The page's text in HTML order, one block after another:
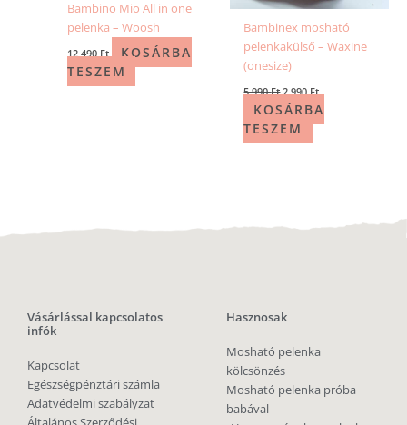
Bambino Mio All in one
pelenka – Woosh
12 490 Ft
KOSÁRBA
TESZEM
Bambinex mosható
pelenkakülső – Waxine
(onesize)
5 990Ft 2 990 Ft
KOSÁRBA
TESZEM
Vásárlással kapcsolatos
infók
Kapcsolat
Egészségpénztári számla
Adatvédelmi szabályzat
Hasznosak
Mosható pelenka
kölcsönzés
Mosható pelenka próba
babával